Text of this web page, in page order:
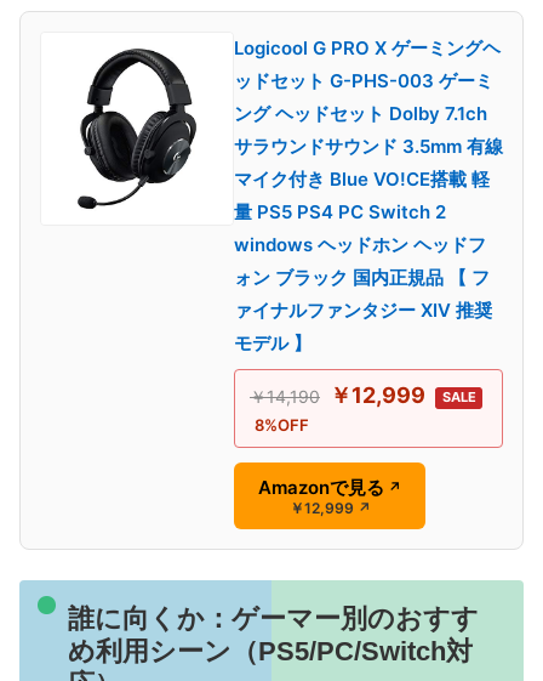
Logicool G PRO X ゲーミングヘ
ッドセット G-PHS-003 ゲーミ
ング ヘッドセット Dolby 7.1ch
サラウンドサウンド 3.5mm 有線
マイク付き Blue VO!CE搭載 軽
量 PS5 PS4 PC Switch 2
windows ヘッドホン ヘッドフ
ォン ブラック 国内正規品 【 フ
ァイナルファンタジー XIV 推奨
モデル 】
￥14,190 ￥12,999 SALE
8%OFF
Amazonで見る ↗
￥12,999 ↗
誰に向くか：ゲーマー別のおすす
め利用シーン（PS5/PC/Switch対